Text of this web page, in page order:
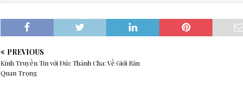
PREVIOUS
Kinh Truyền Tin với Đức Thánh Cha: Về Giới Răn
Quan Trọng